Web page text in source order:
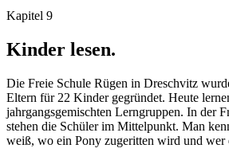
Kapitel 9
Kinder lesen.
Die Freie Schule Rügen in Dreschvitz
Eltern für 22 Kinder gegründet. Heute
jahrgangsgemischten Lerngruppen. In der
stehen die Schüler im Mittelpunkt. Man
weiß, wo ein Pony zugeritten wird und wer